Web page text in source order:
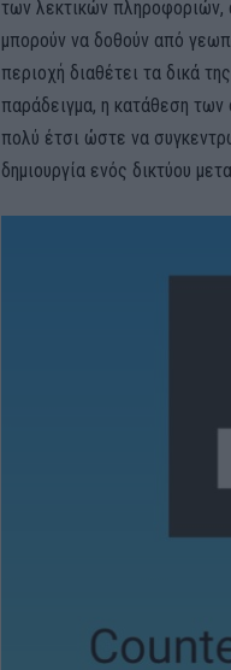
των λεκτικών πληροφοριών,
μπορούν να δοθούν από
περιοχή διαθέτει τα δικά
παράδειγμα, η κατάθεση των
πολύ έτσι ώστε να
δημιουργία ενός δικτύου